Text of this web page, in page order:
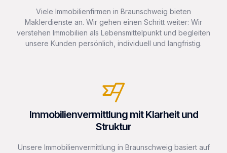
Viele Immobilienfirmen in Braunschweig bieten
Maklerdienste an. Wir gehen einen Schritt weiter: Wir
verstehen Immobilien als Lebensmittelpunkt und begleiten
unsere Kunden persönlich, individuell und langfristig.
Immobilienvermittlung mit Klarheit und
Struktur
Unsere Immobilienvermittlung in Braunschweig basiert auf